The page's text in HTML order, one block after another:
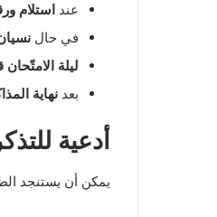
عند استلام
في حال
ليلة الامتّحان
بعد نهاية
أدعية
يمكن أن يستنجد